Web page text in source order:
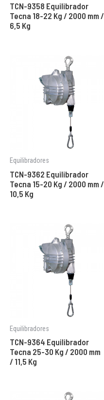
TCN-9358 Equilibrador
Tecna 18-22 Kg / 2000 mm /
6,5 Kg
Equilibradores
TCN-9362 Equilibrador
Tecna 15-20 Kg / 2000 mm /
10,5 Kg
Equilibradores
TCN-9364 Equilibrador
Tecna 25-30 Kg / 2000 mm
/ 11,5 Kg